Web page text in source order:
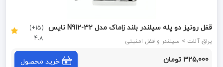
قفل رونیز دو پله سیلندر بلند زاماک مدل N912-32 نایس
NICE
یراق آلات > سیلندر و قفل امنیتی
(15+)
4.8
325,000 تومان خرید محصول